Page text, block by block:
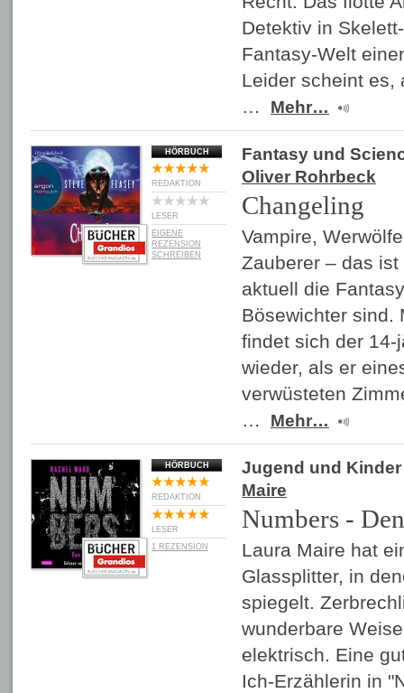
Detektiv in
Fantasy-Welt
Leider scheint es,
…
Mehr…
HÖRBUCH
REDAKTION
LESER
EIGENE
REZENSION
SCHREIBEN
Fantasy und
Oliver Rohrbeck
Changeling
Vampire,
Zauberer – das
aktuell die
Bösewichter sind.
findet sich der 14-
wieder, als er
verwüsteten
…
Mehr…
HÖRBUCH
REDAKTION
LESER
1 REZENSION
Jugend und Kinder
Maire
Numbers -
Laura Maire hat
Glassplitter, in
spiegelt.
wunderbare
elektrisch. Eine
Ich-Erzählerin in